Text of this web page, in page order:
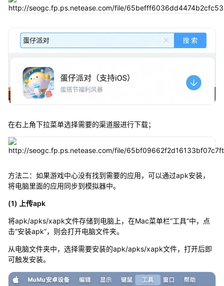
在右上角下拉菜单选择需要的渠道服进行下载；
方法二：如果游戏中心没有找到需要的应用，可以通过apk安装，
将电脑里面的应用同步到模拟器中。
(1) 上传apk
将apk/apks/xapk文件存储到电脑上，在Mac菜单栏“工具”中，点
击“安装apk”，则会打开电脑文件夹。
从电脑文件夹中，选择需要安装的apk/apks/xapk文件，打开后即
可触发安装。